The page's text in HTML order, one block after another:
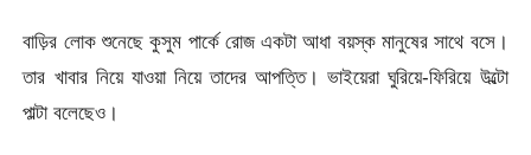
বাড়ির লোক শুনেছে কুসুম পার্কে রোজ একটা আধা বয়স্ক মানুষের সাথে বসে।
তার খাবার নিয়ে যাওয়া নিয়ে তাদের আপত্তি। ভাইয়েরা ঘুরিয়ে-ফিরিয়ে উল্টো
পাল্টা বলেছেও।